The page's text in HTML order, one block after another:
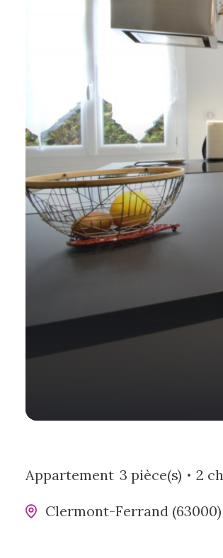
Appartement 3 pièce(s) 2
Clermont-Ferrand (63000)